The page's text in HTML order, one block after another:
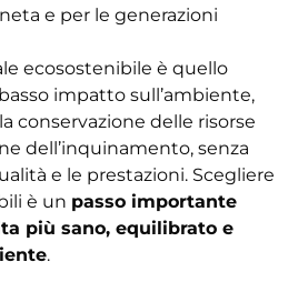
e per le generazioni
ecosostenibile è quello
impatto sull’ambiente,
conservazione delle risorse
dell’inquinamento, senza
e le prestazioni. Scegliere
è un passo importante
più sano, equilibrato e
.